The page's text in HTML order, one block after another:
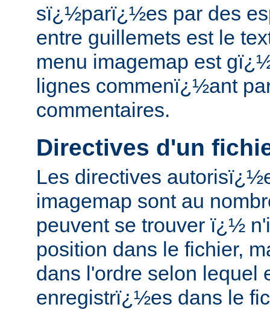
sï¿½parï¿½es par des
entre guillemets est le
menu imagemap est
lignes commenï¿½ant
commentaires.
Directives d'un
Les directives
imagemap sont au
peuvent se trouver ï¿½
position dans le fichier,
dans l'ordre selon lequel
enregistrï¿½es dans le